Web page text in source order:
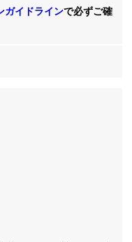
ガイドラインで必ずご確